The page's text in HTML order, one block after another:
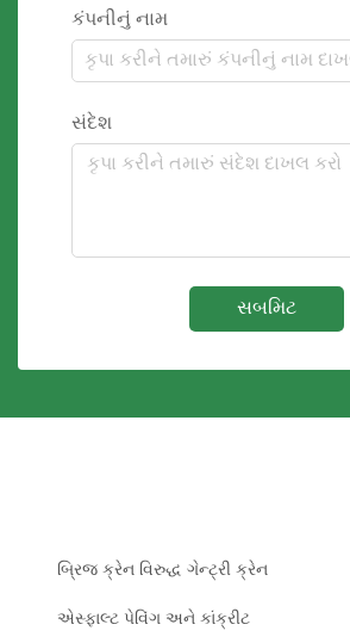
કંપનીનું નામ
સંદેશ
સબમિટ
બ્રિજ ક્રેન વિરુદ્ધ ગેન્ટ્રી ક્રેન
એસ્ફાલ્ટ પેવિંગ અને કાંક્રીટ